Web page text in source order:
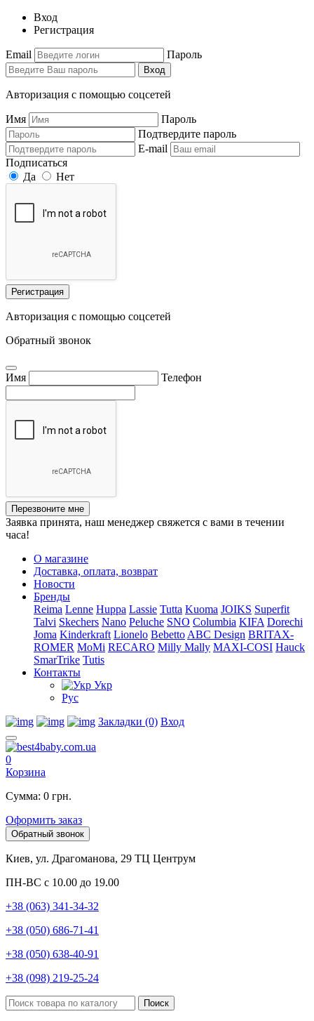
Вход
Регистрация
Email Пароль
Вход
Авторизация с помощью соцсетей
Имя
Пароль
Подтвердите пароль
E-mail
Подписаться
Да
Нет
Регистрация
Авторизация с помощью соцсетей
Обратный звонок
Имя Телефон
Перезвоните мне
Заявка принята, наш менеджер свяжется с вами в течении
часа!
О магазине
Доставка, оплата, возврат
Новости
Бренды
Reima Lenne Huppa Lassie Tutta Kuoma JOIKS Superfit
Talvi Skechers Nano Peluche SNO Columbia KIFA Dorechi
Joma Kinderkraft Lionelo Bebetto ABC Design BRITAX-
ROMER MoMi RECARO Milly Mally MAXI-COSI Hauck
SmarTrike Tutis
Контакты
Укр
Рус
Закладки (0) Вход
0
Корзина
Сумма: 0 грн.
Оформить заказ
Обратный звонок
Киев, ул. Драгоманова, 29 ТЦ Центрум
ПН-ВС с 10.00 до 19.00
+38 (063) 341-34-32
+38 (050) 686-71-41
+38 (050) 638-40-91
+38 (098) 219-25-24
Поиск